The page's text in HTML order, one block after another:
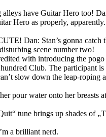
have Guitar Hero too!
Hero as properly,
Dan: Stan’s gonna catch
scene number two!
with introducing the pogo
Club. The participant is
slow down the leap-roping
pour water onto her breasts
tune brings up shades of
a brilliant nerd.